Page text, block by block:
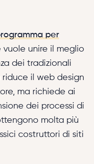
per
vuole unire il meglio
dei tradizionali
il web design
ma richiede ai
dei processi di
molta più
costruttori di siti